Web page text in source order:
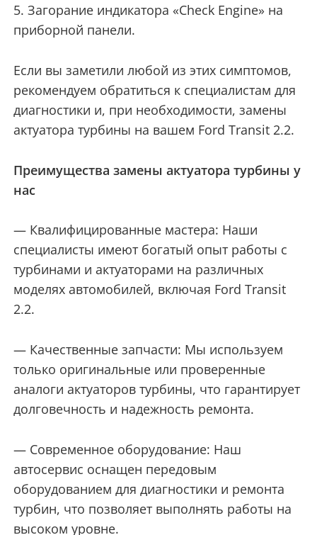
5. Загорание индикатора «Check Engine» на
приборной панели.
Если вы заметили любой из этих симптомов,
рекомендуем обратиться к специалистам для
диагностики и, при необходимости, замены
актуатора турбины на вашем Ford Transit 2.2.
Преимущества замены актуатора турбины у
нас
— Квалифицированные мастера: Наши
специалисты имеют богатый опыт работы с
турбинами и актуаторами на различных
моделях автомобилей, включая Ford Transit
2.2.
— Качественные запчасти: Мы используем
только оригинальные или проверенные
аналоги актуаторов турбины, что гарантирует
долговечность и надежность ремонта.
— Современное оборудование: Наш
автосервис оснащен передовым
оборудованием для диагностики и ремонта
турбин, что позволяет выполнять работы на
высоком уровне.